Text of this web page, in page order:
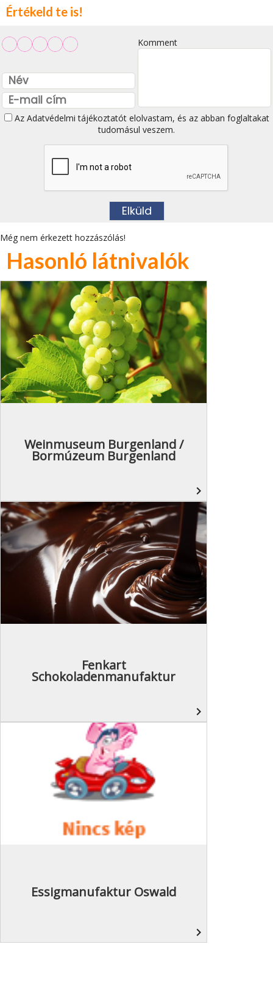
Értékeld te is!
Komment
Az Adatvédelmi tájékoztatótelolvastam, és az abban foglaltakat
tudomásul veszem.
Még nem érkezett hozzászólás!
Hasonló látnivalók
Weinmuseum Burgenland /
Bormúzeum Burgenland
navigate_next
Fenkart
Schokoladenmanufaktur
navigate_next
Essigmanufaktur Oswald
navigate_next